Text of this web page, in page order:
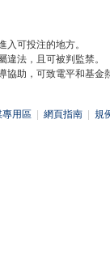
入可投注的地方。
違法，且可被判監禁。
協助，可致電平和基金
專用區 網頁指南 規